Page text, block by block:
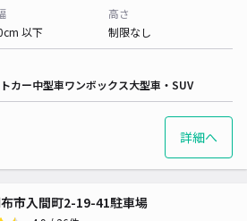
以下
高さ
制限なし
カー中型車ワンボックス大型車・SUV
詳細へ
市入間町2-19-41駐車場